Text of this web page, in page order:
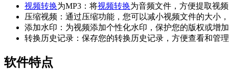
视频转换为MP3：将视频转换为音频文件，方便提取视
压缩视频：通过压缩功能，您可以减小视频文件的大小
添加水印：为视频添加个性化水印，保护您的版权或增
转换历史记录：保存您的转换历史记录，方便查看和管
软件特点